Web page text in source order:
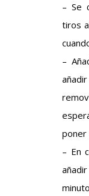
– Se
tiros
–
poner
– En